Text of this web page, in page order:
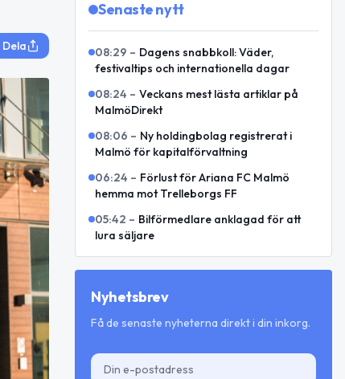
Dela
Senaste nytt
08:29 – Dagens snabbkoll: Väder,
festivaltips och internationella dagar
08:24 – Veckans mest lästa artiklar på
MalmöDirekt
08:06 – Ny holdingbolag registrerat i
Malmö för kapitalförvaltning
06:24 – Förlust för Ariana FC Malmö
hemma mot Trelleborgs FF
05:42 – Bilförmedlare anklagad för att
lura säljare
Nyhetsbrev
Få de senaste nyheterna direkt i din inkorg.